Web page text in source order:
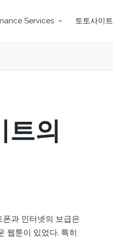
Services 토토사이트
트의
과 인터넷의 보급은
웹툰이 있었다. 특히